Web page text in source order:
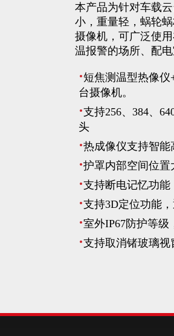
本产品为针对车载
小，重量轻，蜗轮
摄像机，可广泛使
温报警的场所、配
·短焦测温型热像
台摄像机。
·支持256、384、
头
·热成像仪支持智
·护罩内部空间位置
·支持断电记忆功能
·支持3D定位功能
·室外IP67防护等级
·支持取消锗玻璃视